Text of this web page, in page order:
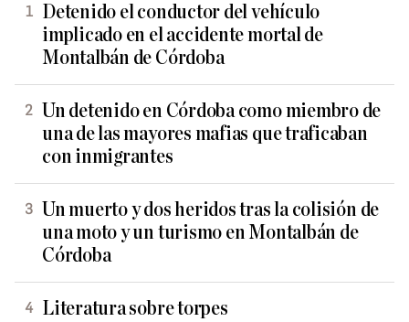
Detenido el conductor del vehículo
implicado en el accidente mortal de
Montalbán de Córdoba
Un detenido en Córdoba como miembro de
una de las mayores mafias que traficaban
con inmigrantes
Un muerto y dos heridos tras la colisión de
una moto y un turismo en Montalbán de
Córdoba
Literatura sobre torpes